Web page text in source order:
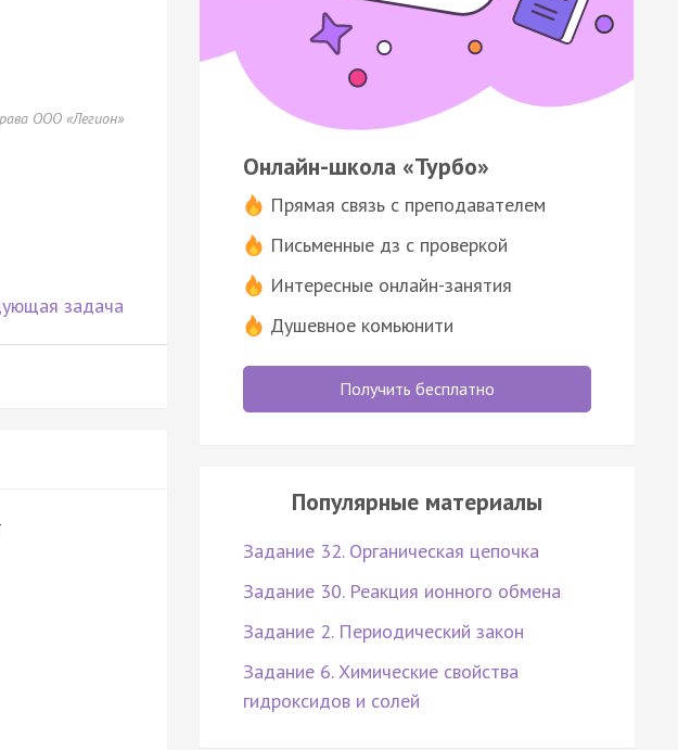
ООО «Легион»
задача
Онлайн-школа «Турбо»
Прямая связь с преподавателем
Письменные дз с проверкой
Интересные онлайн-занятия
Душевное комьюнити
Получить бесплатно
Популярные материалы
Задание 32. Органическая цепочка
Задание 30. Реакция ионного обмена
Задание 2. Периодический закон
Задание 6. Химические свойства
гидроксидов и солей